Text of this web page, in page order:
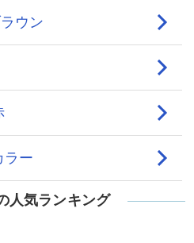
人気ランキング